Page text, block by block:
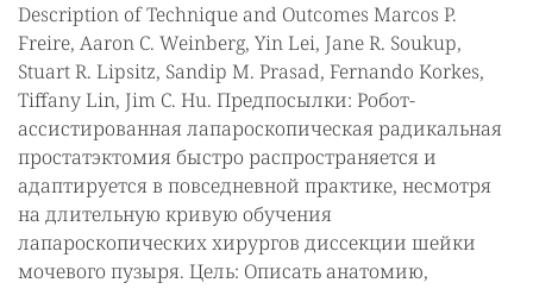
Description of Technique and Outcomes Marcos P.
Freire, Aaron C. Weinberg, Yin Lei, Jane R. Soukup,
Stuart R. Lipsitz, Sandip M. Prasad, Fernando Korkes,
Tiffany Lin, Jim C. Hu. Предпосылки: Робот-
ассистированная лапароскопическая радикальная
простатэктомия быстро распространяется и
адаптируется в повседневной практике, несмотря
на длительную кривую обучения
лапароскопических хирургов диссекции шейки
мочевого пузыря. Цель: Описать анатомию,